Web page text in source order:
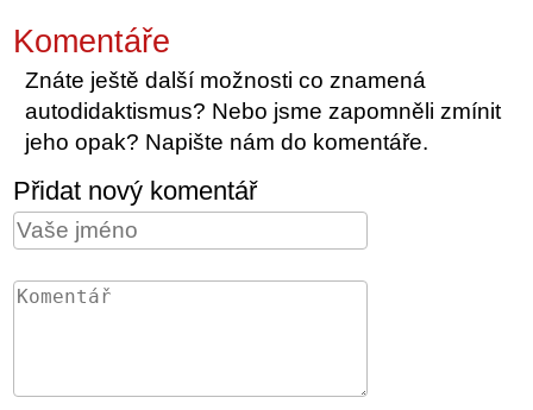
Komentáře
Znáte ještě další možnosti co znamená
autodidaktismus? Nebo jsme zapomněli zmínit
jeho opak? Napište nám do komentáře.
Přidat nový komentář